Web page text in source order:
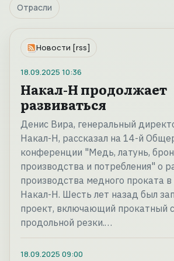
Отрасли
Новости [rss]
18.09.2025 10:36
Накал-Н продолжает
развиваться
Денис Вира, генеральный
Накал-Н, рассказал на 14-й
конференции "Медь, латунь,
производства и потребления" о
производства медного проката
Накал-Н. Шесть лет назад был
проект, включающий прокатный
продольной резки.…
18.09.2025 09:00